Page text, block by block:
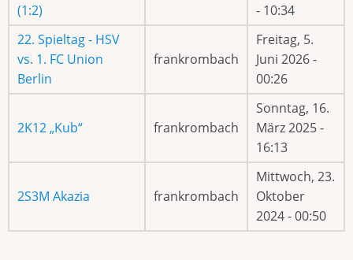
(1:2)
- 10:34
22. Spieltag - HSV
vs. 1. FC Union
Berlin
frankrombach
Freitag, 5.
Juni 2026 -
00:26
2K12 „Kub“ frankrombach
Sonntag, 16.
März 2025 -
16:13
2S3M Akazia frankrombach
Mittwoch, 23.
Oktober
2024 - 00:50